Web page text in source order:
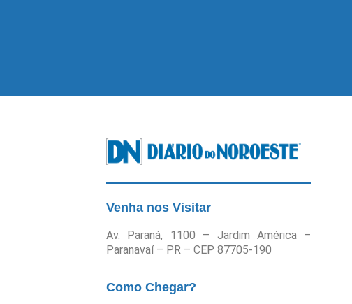
Venha nos Visitar
Av. Paraná, 1100 – Jardim América –
Paranavaí – PR – CEP 87705-190
Como Chegar?